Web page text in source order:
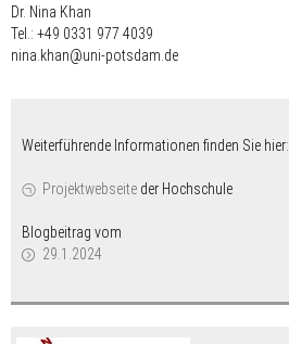
Dr. Nina Khan
Tel.: +49 0331 977 4039
nina.khan@uni-potsdam.de
Weiterführende Informationen finden Sie hier:
Projektwebseite der Hochschule
Blogbeitrag vom
29.1.2024